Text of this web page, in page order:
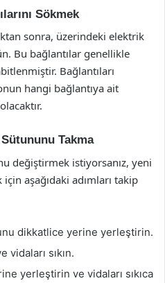
Sökmek
sonra, üzerindeki elektrik
Bu bağlantılar genellikle
Bağlantıları
hangi bağlantıya ait
Takma
değiştirmek istiyorsanız, yeni
aşağıdaki adımları takip
dikkatlice yerine yerleştirin.
vidaları sıkın.
yerleştirin ve vidaları sıkıca